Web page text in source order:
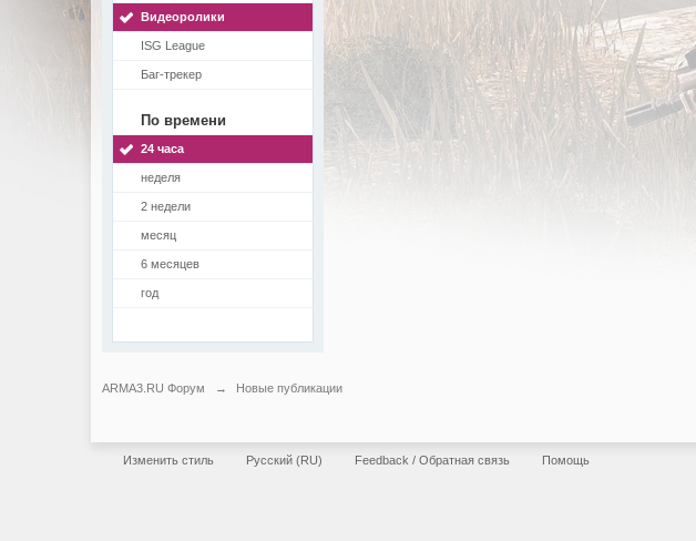
Видеоролики
ISG League
Баг-трекер
По времени
24 часа
неделя
2 недели
месяц
6 месяцев
год
ARMA3.RU Форум → Новые публикации
Изменить стиль Русский (RU) Feedback / Обратная связь Помощь